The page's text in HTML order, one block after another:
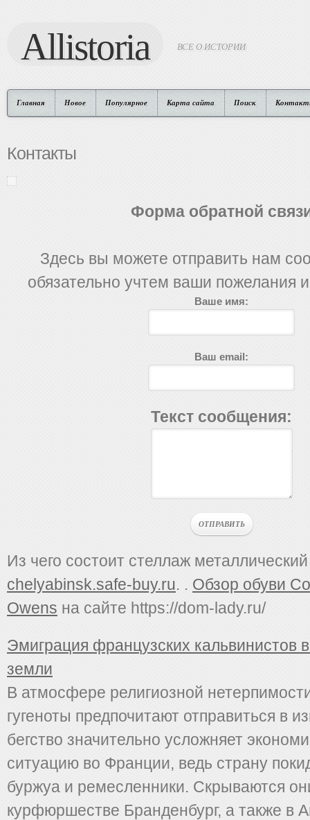
Allistoria ВСЕ О ИСТОРИИ
Главная Новое Популярное Карта сайта Поиск
Контакты
Форма обратной
Здесь вы можете отправить нам
обязательно учтем ваши пожелания
Ваше имя:
Ваш email:
Текст сообщения:
Из чего состоит стеллаж металлический
chelyabinsk.safe-buy.ru. . Обзор обуви
Owens на сайте https://dom-lady.ru/
Эмиграция французских кальвинистов
земли
В атмосфере религиозной
гугеноты предпочитают отправиться в
бегство значительно усложняет
ситуацию во Франции, ведь страну
буржуа и ремесленники. Скрываются
курфюршестве Бранденбург, а также в